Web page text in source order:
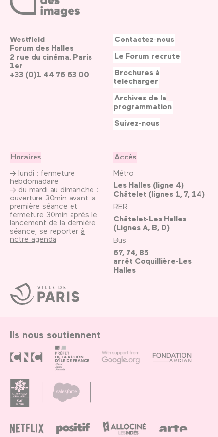
Ville
de
Paris
Westfield
Forum des Halles
2 rue du cinéma, Paris
1er
+33 (0)1 44 76 63 00
Horaires
→ lundi : fermeture
hebdomadaire
→ du mardi au dimanche :
ouverture 30min avant la
première séance et
fermeture 30min après le
lancement de la dernière
séance, se reporter à
notre agenda
Accès
Métro
Les Halles (ligne 4)
Châtelet (lignes 1, 7, 14)
RER
Châtelet-Les Halles
(Lignes A, B, D)
Bus
67, 74, 85
arrêt Coquillière-Les
Halles
Contactez-nous
Le Forum recrute
Brochures à
télécharger
Archives de la
programmation
Suivez-nous
Ils nous soutiennent